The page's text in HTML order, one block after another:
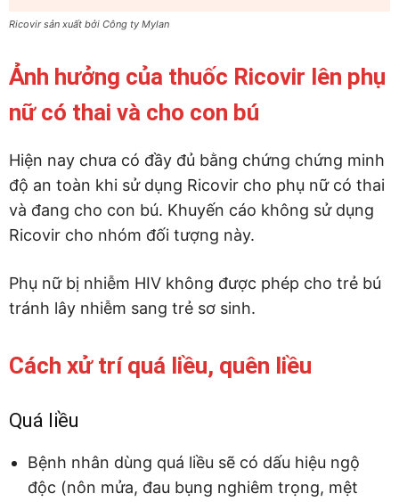
Ricovir sản xuất bởi Công ty Mylan
Ảnh hưởng của thuốc Ricovir lên phụ
nữ có thai và cho con bú
Hiện nay chưa có đầy đủ bằng chứng chứng minh
độ an toàn khi sử dụng Ricovir cho phụ nữ có thai
và đang cho con bú. Khuyến cáo không sử dụng
Ricovir cho nhóm đối tượng này.
Phụ nữ bị nhiễm HIV không được phép cho trẻ bú
tránh lây nhiễm sang trẻ sơ sinh.
Cách xử trí quá liều, quên liều
Quá liều
Bệnh nhân dùng quá liều sẽ có dấu hiệu ngộ
độc (nôn mửa, đau bụng nghiêm trọng, mệt